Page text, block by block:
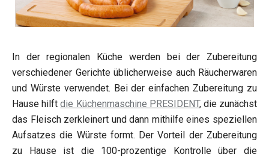
In der regionalen Küche werden bei der Zubereitung
verschiedener Gerichte üblicherweise auch Räucherwaren
und Würste verwendet. Bei der einfachen Zubereitung zu
Hause hilftdie Küchenmaschine PRESIDENT, die zunächst
das Fleisch zerkleinert und dann mithilfe eines speziellen
Aufsatzes die Würste formt. Der Vorteil der Zubereitung
zu Hause ist die 100-prozentige Kontrolle über die